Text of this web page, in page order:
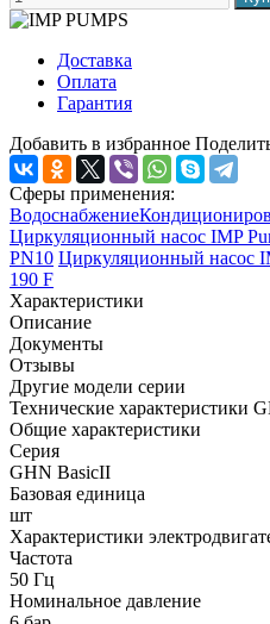
Доставка
Оплата
Гарантия
Добавить в избранное
Сферы применения:
Водоснабжение
Циркуляционный насос IMP
PN10 Циркуляционный насос
190 F
Характеристики
Описание
Документы
Отзывы
Другие модели серии
Технические характеристики
Общие характеристики
Серия
GHN BasicII
Базовая единица
шт
Характеристики
Частота
50 Гц
Номинальное давление